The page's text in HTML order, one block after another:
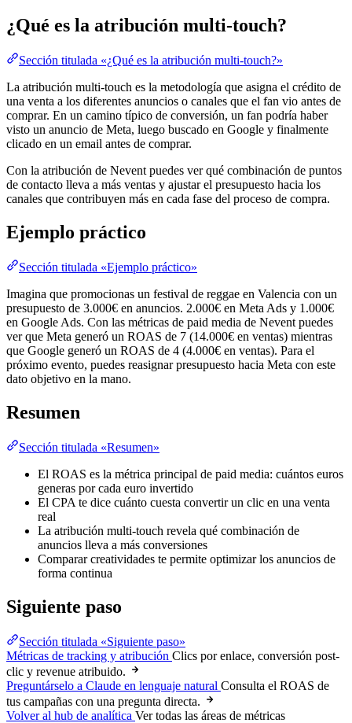
¿Qué es la atribución multi-touch?
Sección titulada «¿Qué es la atribución multi-touch?»
La atribución multi-touch es la metodología que asigna el crédito de
una venta a los diferentes anuncios o canales que el fan vio antes de
comprar. En un camino típico de conversión, un fan podría haber
visto un anuncio de Meta, luego buscado en Google y finalmente
clicado en un email antes de comprar.
Con la atribución de Nevent puedes ver qué combinación de puntos
de contacto lleva a más ventas y ajustar el presupuesto hacia los
canales que contribuyen más en cada fase del proceso de compra.
Ejemplo práctico
Sección titulada «Ejemplo práctico»
Imagina que promocionas un festival de reggae en Valencia con un
presupuesto de 3.000€ en anuncios. 2.000€ en Meta Ads y 1.000€
en Google Ads. Con las métricas de paid media de Nevent puedes
ver que Meta generó un ROAS de 7 (14.000€ en ventas) mientras
que Google generó un ROAS de 4 (4.000€ en ventas). Para el
próximo evento, puedes reasignar presupuesto hacia Meta con este
dato objetivo en la mano.
Resumen
Sección titulada «Resumen»
El ROAS es la métrica principal de paid media: cuántos euros
generas por cada euro invertido
El CPA te dice cuánto cuesta convertir un clic en una venta
real
La atribución multi-touch revela qué combinación de
anuncios lleva a más conversiones
Comparar creatividades te permite optimizar los anuncios de
forma continua
Siguiente paso
Sección titulada «Siguiente paso»
Métricas de tracking y atribución Clics por enlace, conversión post-
clic y revenue atribuido.
Preguntárselo a Claude en lenguaje natural Consulta el ROAS de
tus campañas con una pregunta directa.
Volver al hub de analítica Ver todas las áreas de métricas